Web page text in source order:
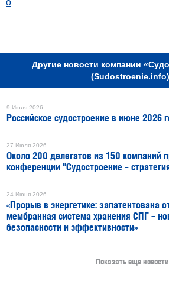
Другие новости компании
9 Июля 2026
Российское судостроение в июне 2026
27 Июля 2026
Около 200 делегатов из 150 компаний
конференции "Судостроение –
24 Июня 2026
«Прорыв в энергетике: запатентована
мембранная система хранения СПГ –
безопасности и эффективности»
Показать еще новости